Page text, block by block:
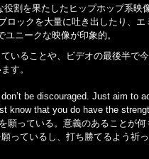
割を果たしたヒップホップ系映
ロックを大量に吐き出したり、エ
ニークな映像が印象的。
いることや、ビデオの最後半で
す。
be discouraged. Just aim to
know that you do have the
願っている。意義のあることが何
っているし、打ち勝てるよう祈